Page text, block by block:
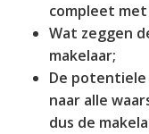
compleet met
Wat zeggen
makelaar;
De potentiele
naar alle
dus de